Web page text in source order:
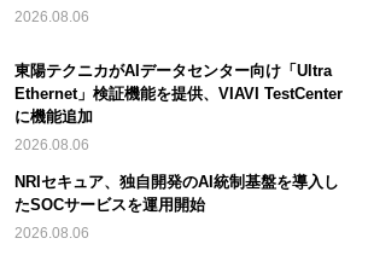
2026.08.06
東陽テクニカがAIデータセンター向け「Ultra
Ethernet」検証機能を提供、VIAVI TestCenter
に機能追加
2026.08.06
NRIセキュア、独自開発のAI統制基盤を導入し
たSOCサービスを運用開始
2026.08.06